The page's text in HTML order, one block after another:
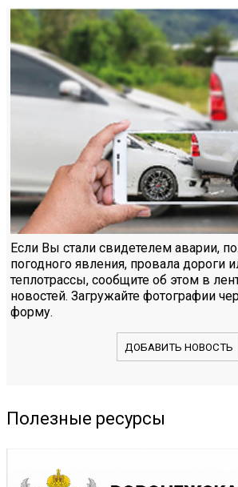
Если Вы стали свидетелем аварии,
погодного явления, провала дороги
теплотрассы, сообщите об этом в
новостей. Загружайте фотографии
форму.
ДОБАВИТЬ НОВОСТЬ
Полезные ресурсы